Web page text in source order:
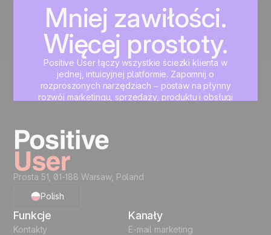
Mniej zawiłości.
Więcej prostoty.
Positive User łączy wszystkie ścieżki klienta w
jednej, intuicyjnej platformie. Zapomnij o
rozproszonych narzędziach – postaw na płynny
rozwój marketingu, sprzedaży, produktu i obsługi
Prosta 51, 01-188 Warsaw, Poland
Polish
English
Funkcje
Kontakty
Kanały
E-mail marketing